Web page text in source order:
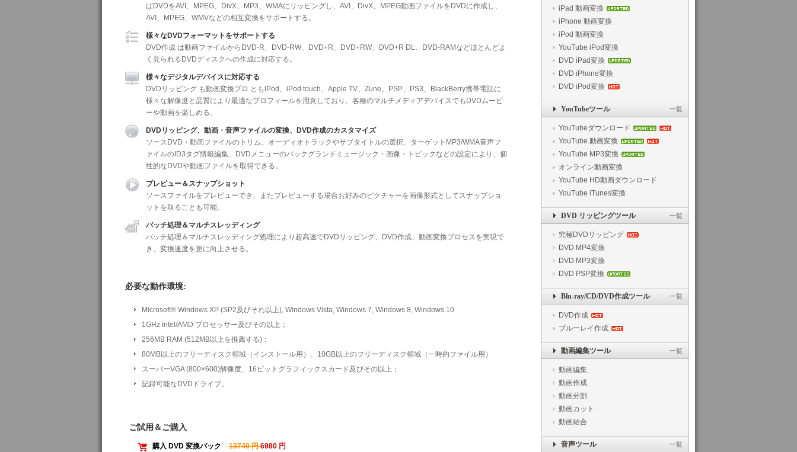
ばDVDをAVI、MPEG、DivX、MP3、WMAにリッピングし、AVI、DivX、MPEG動画ファイルをDVDに作成し、
AVI、MPEG、WMVなどの相互変換をサポートする。
様々なDVDフォーマットをサポートする
DVD作成 は動画ファイルからDVD-R、DVD-RW、DVD+R、DVD+RW、DVD+R DL、DVD-RAMなどほとんどよ
く見られるDVDディスクへの作成に対応する。
様々なデジタルデバイスに対応する
DVDリッピング も動画変換プロ ともiPod、iPod touch、Apple TV、Zune、PSP、PS3、BlackBerry携帯電話に
様々な解像度と品質により最適なプロフィールを用意しており、各種のマルチメディアデバイスでもDVDムービ
ーや動画を楽しめる。
DVDリッピング、動画・音声ファイルの変換、DVD作成のカスタマイズ
ソースDVD・動画ファイルのトリム、オーディオトラックやサブタイトルの選択、ターゲットMP3/WMA音声フ
ァイルのID3タグ情報編集、DVDメニューのバックグランドミュージック・画像・トピックなどの設定により、個
性的なDVDや動画ファイルを取得できる。
プレビュー＆スナップショット
ソースファイルをプレビューでき、またプレビューする場合お好みのピクチャーを画像形式としてスナップショ
ットを取ることも可能。
バッチ処理＆マルチスレッディング
バッチ処理＆マルチスレッディング処理により超高速でDVDリッピング、DVD作成、動画変換プロセスを実現で
き、変換速度を更に向上させる。
必要な動作環境:
Microsoft® Windows XP (SP2及びそれ以上), Windows Vista, Windows 7, Windows 8, Windows 10
1GHz Intel/AMD プロセッサー及びその以上；
256MB RAM (512MB以上を推薦する)；
80MB以上のフリーディスク領域（インストール用）、10GB以上のフリーディスク領域（一時的ファイル用）
スーパーVGA (800×600)解像度、16ビットグラフィックスカード及びその以上；
記録可能なDVDドライブ。
ご試用＆ご購入
購入 DVD 変換パック 13740 円6980 円
iPad 動画変換
iPhone 動画変換
iPod 動画変換
YouTube iPod変換
DVD iPad変換
DVD iPhone変換
DVD iPod変換
YouTubeツール 一覧
YouTubeダウンロード
YouTube 動画変換
YouTube MP3変換
オンライン動画変換
YouTube HD動画ダウンロード
YouTube iTunes変換
DVD リッピングツール 一覧
究極DVDリッピング
DVD MP4変換
DVD MP3変換
DVD PSP変換
Blu-ray/CD/DVD作成ツール 一覧
DVD作成
ブルーレイ作成
動画編集ツール 一覧
動画編集
動画作成
動画分割
動画カット
動画結合
音声ツール 一覧